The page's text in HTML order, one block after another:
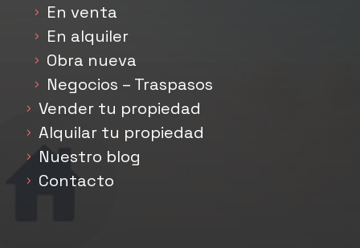
En venta
En alquiler
Obra nueva
Negocios – Traspasos
Vender tu propiedad
Alquilar tu propiedad
Nuestro blog
Contacto